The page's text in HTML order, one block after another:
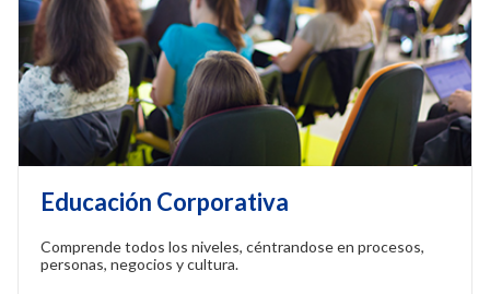
Educación Corporativa
Comprende todos los niveles, céntrandose en procesos,
personas, negocios y cultura.